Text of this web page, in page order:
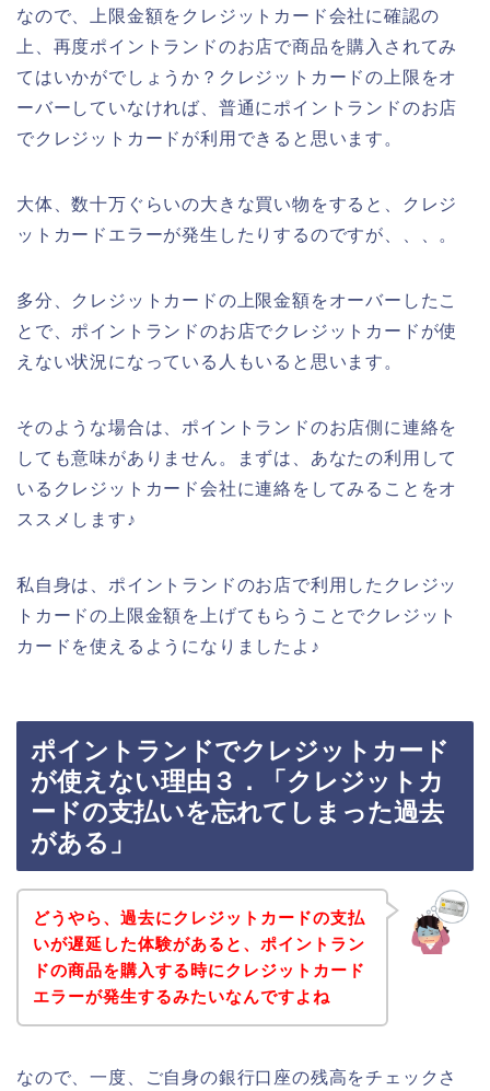
なので、上限金額をクレジットカード会社に確認の
上、再度ポイントランドのお店で商品を購入されてみ
てはいかがでしょうか？クレジットカードの上限をオ
ーバーしていなければ、普通にポイントランドのお店
でクレジットカードが利用できると思います。
大体、数十万ぐらいの大きな買い物をすると、クレジ
ットカードエラーが発生したりするのですが、、、。
多分、クレジットカードの上限金額をオーバーしたこ
とで、ポイントランドのお店でクレジットカードが使
えない状況になっている人もいると思います。
そのような場合は、ポイントランドのお店側に連絡を
しても意味がありません。まずは、あなたの利用して
いるクレジットカード会社に連絡をしてみることをオ
ススメします♪
私自身は、ポイントランドのお店で利用したクレジッ
トカードの上限金額を上げてもらうことでクレジット
カードを使えるようになりましたよ♪
ポイントランドでクレジットカード
が使えない理由３．「クレジットカ
ードの支払いを忘れてしまった過去
がある」
どうやら、過去にクレジットカードの支払
いが遅延した体験があると、ポイントラン
ドの商品を購入する時にクレジットカード
エラーが発生するみたいなんですよね
なので、一度、ご自身の銀行口座の残高をチェックさ